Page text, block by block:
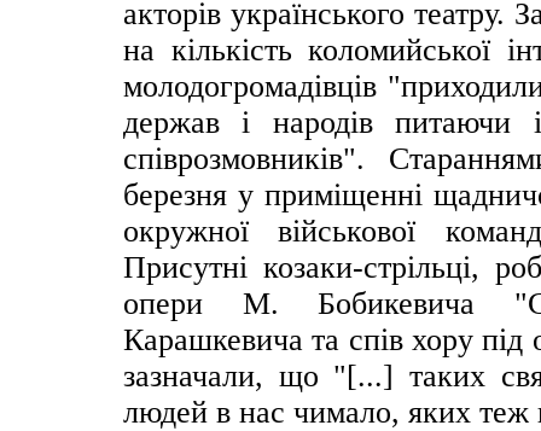
акторів українського театру.
на кількість коломийської
молодогромадівців
держав і народів питаючи
співрозмовників".
березня у приміщенні
окружної військової
Присутні козаки-стрільці,
опери М. Бобикевича
Карашкевича та спів хору
зазначали, що "[...] таких
людей в нас чимало, яких теж